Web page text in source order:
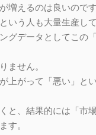
増えるのは良いのです
いう人も大量生産し
グデータとしてこの
ません。
上がって「悪い」と
と、結果的には「市
す。